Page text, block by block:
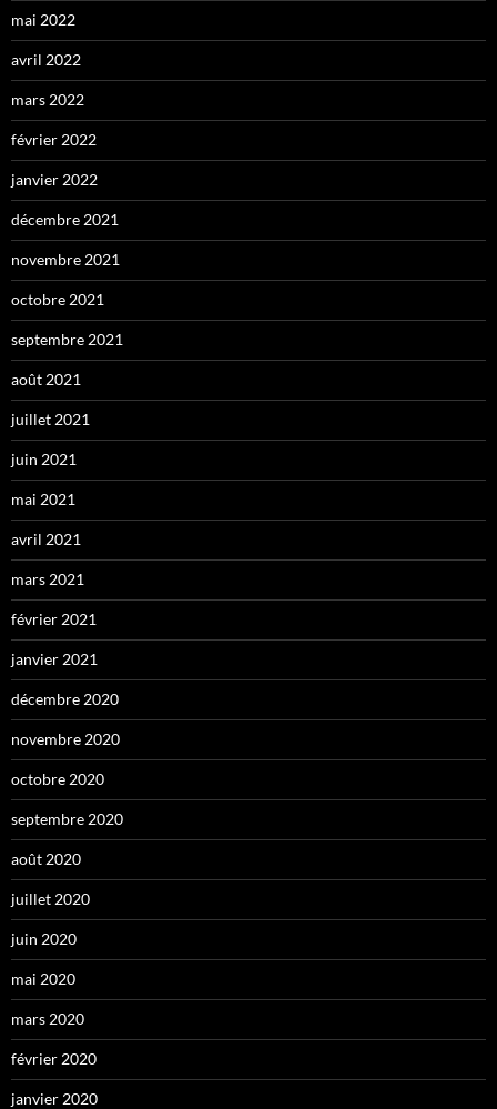
mai 2022
avril 2022
mars 2022
février 2022
janvier 2022
décembre 2021
novembre 2021
octobre 2021
septembre 2021
août 2021
juillet 2021
juin 2021
mai 2021
avril 2021
mars 2021
février 2021
janvier 2021
décembre 2020
novembre 2020
octobre 2020
septembre 2020
août 2020
juillet 2020
juin 2020
mai 2020
mars 2020
février 2020
janvier 2020